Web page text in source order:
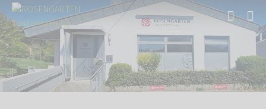
Start Über uns
Aktuelles
Team aus Trier ins benachbarte Newel gezogen